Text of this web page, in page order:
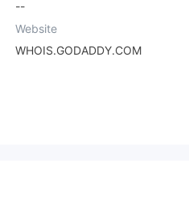
--
Website
WHOIS.GODADDY.COM